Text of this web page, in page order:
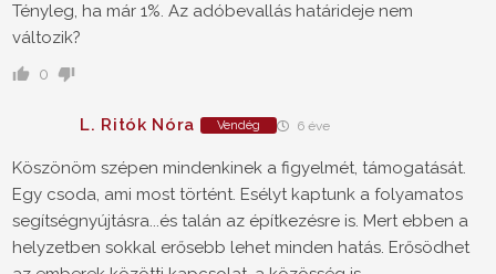
Tényleg, ha már 1%. Az adóbevallás határideje nem
változik?
0
L. Ritók Nóra Vendég 6 éve
Köszönöm szépen mindenkinek a figyelmét, támogatását.
Egy csoda, ami most történt. Esélyt kaptunk a folyamatos
segítségnyújtásra...és talán az építkezésre is. Mert ebben a
helyzetben sokkal erősebb lehet minden hatás. Erősödhet